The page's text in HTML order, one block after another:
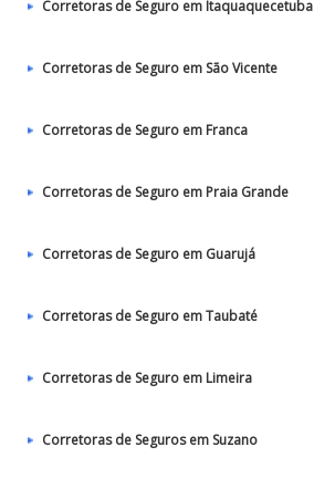
Corretoras de Seguro em Itaquaquecetuba
Corretoras de Seguro em São Vicente
Corretoras de Seguro em Franca
Corretoras de Seguro em Praia Grande
Corretoras de Seguro em Guarujá
Corretoras de Seguro em Taubaté‎
Corretoras de Seguro em Limeira
Corretoras de Seguros em Suzano